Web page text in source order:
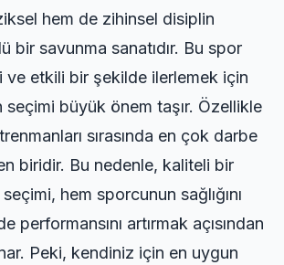
hem de zihinsel disiplin
bir savunma sanatıdır. Bu spor
ve etkili bir şekilde ilerlemek için
büyük önem taşır. Özellikle
sırasında en çok darbe
biridir. Bu nedenle, kaliteli bir
hem sporcunun sağlığını
performansını artırmak açısından
Peki, kendiniz için en uygun